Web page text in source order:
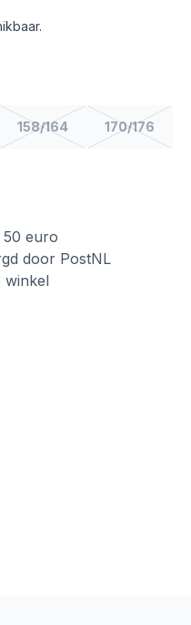
158/164 170/176
50 euro
door PostNL
winkel